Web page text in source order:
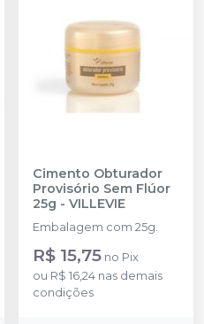
Cimento Obturador
Provisório Sem Flúor
25g - VILLEVIE
Embalagem com 25g.
R$ 15,75 no Pix
ou R$ 16,24 nas demais
condições